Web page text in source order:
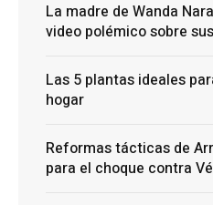
La madre de Wanda
video polémico sobre
Las 5 plantas ideales
hogar
Reformas tácticas de
para el choque contra